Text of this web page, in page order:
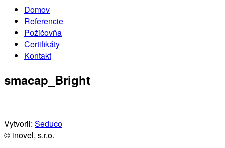
Domov
Referencie
Požičovňa
Certifikáty
Kontakt
smacap_Bright
Vytvoril: Seduco
© inovel, s.r.o.